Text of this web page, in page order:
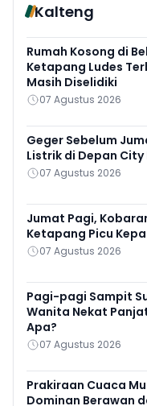
Kalteng
Rumah Kosong di
Ketapang Ludes
Masih Diselidiki
07 Agustus 2026
Geger Sebelum
Listrik di Depan
07 Agustus 2026
Jumat Pagi,
Ketapang Picu
07 Agustus 2026
Pagi-pagi Sampit
Wanita Nekat
Apa?
07 Agustus 2026
Prakiraan Cuaca
Dominan Berawan